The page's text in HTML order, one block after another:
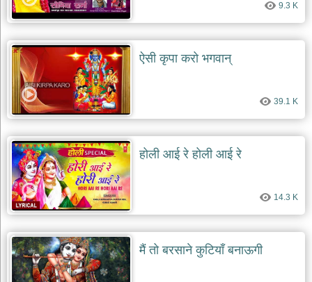
9.3 K
ऐसी कृपा करो भगवान्
39.1 K
होली आई रे होली आई रे
14.3 K
मैं तो बरसाने कुटियाँ बनाऊगी